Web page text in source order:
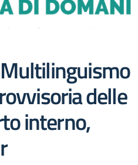
delle
interno,